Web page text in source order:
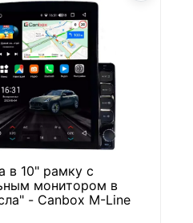
в 10" рамку с
монитором в
- Canbox M-Line